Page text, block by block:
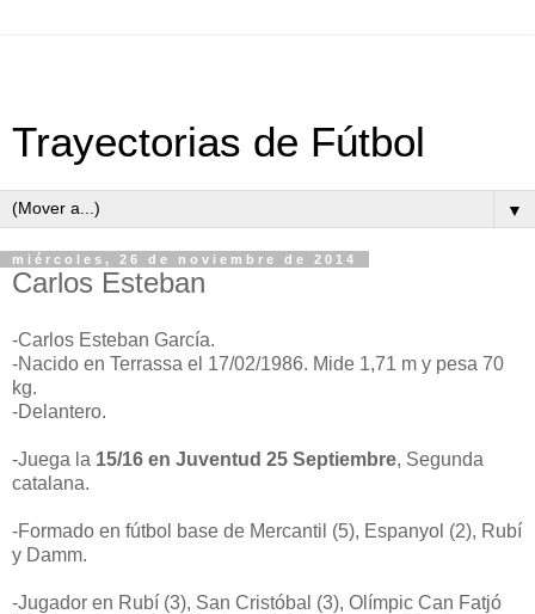
Trayectorias de Fútbol
▼
miércoles, 26 de noviembre de 2014
Carlos Esteban
-Carlos Esteban García.
-Nacido en Terrassa el 17/02/1986. Mide 1,71 m y pesa 70
kg.
-Delantero.
-Juega la 15/16 en Juventud 25 Septiembre, Segunda
catalana.
-Formado en fútbol base de Mercantil (5), Espanyol (2), Rubí
y Damm.
-Jugador en Rubí (3), San Cristóbal (3), Olímpic Can Fatjó